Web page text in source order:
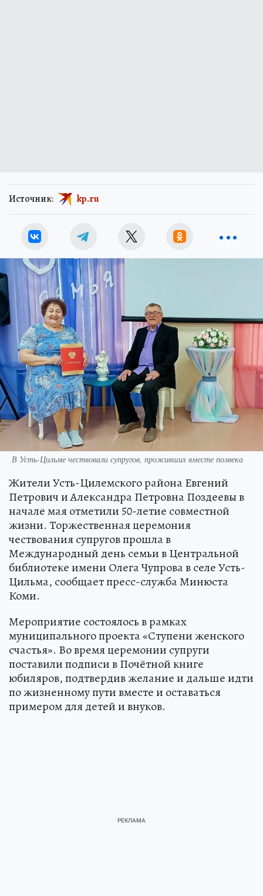
Источник: kp.ru
В Усть-Цильме чествовали супругов, проживших вместе полвека
Жители Усть-Цилемского района Евгений
Петрович и Александра Петровна Поздеевы в
начале мая отметили 50-летие совместной
жизни. Торжественная церемония
чествования супругов прошла в
Международный день семьи в Центральной
библиотеке имени Олега Чупрова в селе Усть-
Цильма, сообщает пресс-служба Минюста
Коми.
Мероприятие состоялось в рамках
муниципального проекта «Ступени женского
счастья». Во время церемонии супруги
поставили подписи в Почётной книге
юбиляров, подтвердив желание и дальше идти
по жизненному пути вместе и оставаться
примером для детей и внуков.